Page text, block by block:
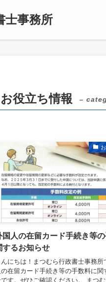
士事務所
お役立ち情報 –
国人の在留カード手続き等
するお知らせ
んにちは！まつむら行政書士事務所
の在留カード手続き等の手数料に関
す。ぜひご確認ください。 まつ